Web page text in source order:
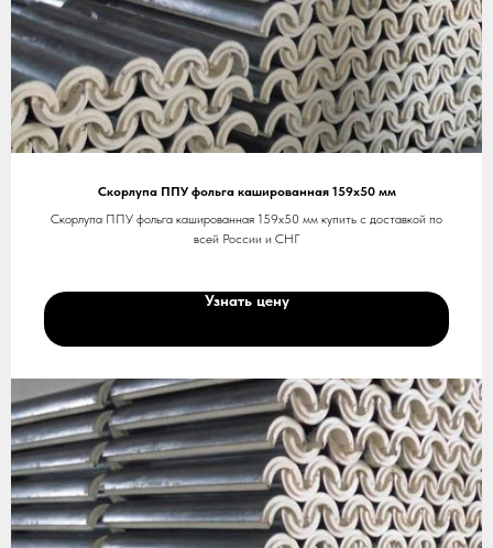
Скорлупа ППУ фольга кашированная 159х50 мм
Скорлупа ППУ фольга кашированная 159х50 мм купить с доставкой по
всей России и СНГ
Узнать цену